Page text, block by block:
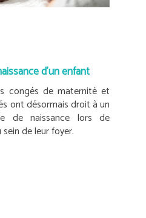
d’un enfant
congés de maternité et
ont désormais droit à un
de naissance lors de
sein de leur foyer.